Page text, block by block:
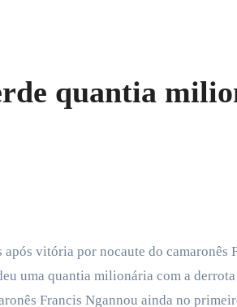
quantia
após vitória por nocaute do
uma quantia milionária com a
Francis Ngannou ainda no